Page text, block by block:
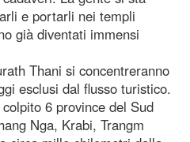
e portarli nei templi
già diventati immensi
Thani si concentreranno
esclusi dal flusso turistico.
6 province del Sud
Nga, Krabi, Trangm